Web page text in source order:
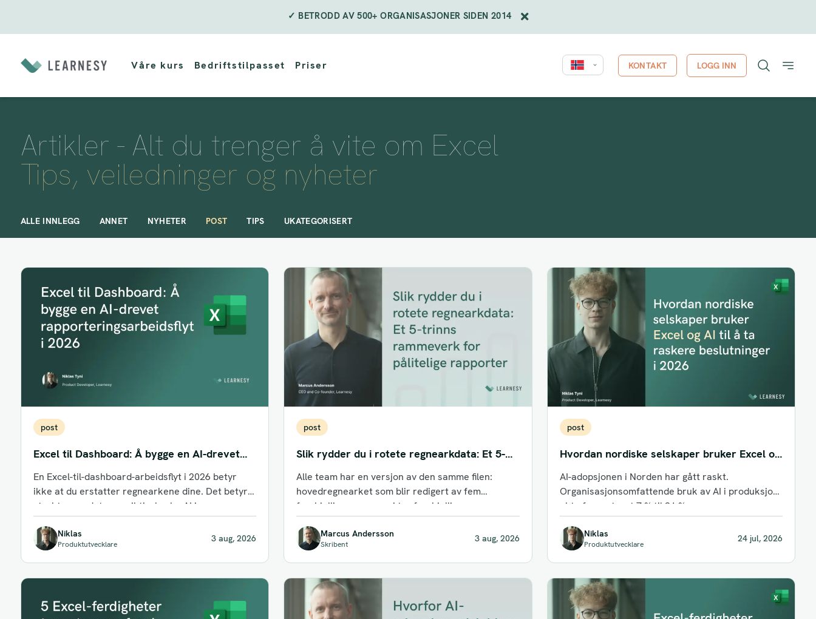
✓ BETRODD AV 500+ ORGANISASJONER SIDEN 2014
innholdet
Våre kurs Bedriftstilpasset Priser KONTAKT LOGG INN
Artikler - Alt du trenger å vite om Excel
Tips, veiledninger og nyheter
ALLE INNLEGG ANNET NYHETER POST TIPS UKATEGORISERT
post
Excel til Dashboard: Å bygge en AI-drevet
rapporteringsarbeidsflyt i 2026
En Excel-til-dashboard-arbeidsflyt i 2026 betyr
ikke at du erstatter regnearkene dine. Det betyr å
strukturere dataene riktig, bruke AI i...
Niklas
Produktutvecklare
3 aug, 2026
post
Slik rydder du i rotete regnearkdata: Et 5-
trinns rammeverk for pålitelige rapporter
Alle team har en versjon av den samme filen:
hovedregnearket som blir redigert av fem
forskjellige personer, i tre forskjellige...
Marcus Andersson
Skribent
3 aug, 2026
post
Hvordan nordiske selskaper bruker Excel og
AI til å ta raskere beslutninger i 2026
AI-adopsjonen i Norden har gått raskt.
Organisasjonsomfattende bruk av AI i produksjon
økte fra omtrent 7 % til 31 %...
Niklas
Produktutvecklare
24 jul, 2026